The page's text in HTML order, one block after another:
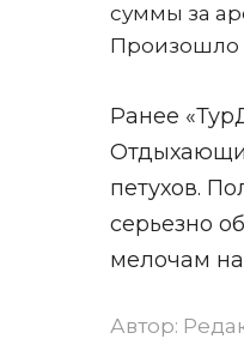
суммы за
Произошло
Ранее
петухов.
серьезно
мелочам на
Автор: